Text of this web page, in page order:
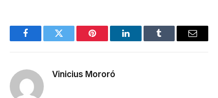
FacebookTwitter Pinterest LinkedInTumblr
E-
Vinicius Mororó